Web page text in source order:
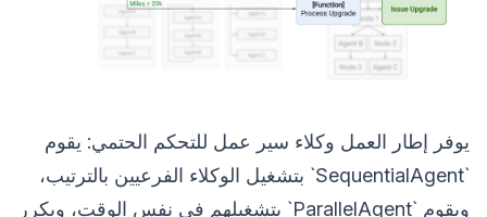
يوفر إطار العمل وكلاء سير عمل للتحكم الحتمي: يقوم
`SequentialAgent` بتشغيل الوكلاء الفرعيين بالترتيب،
ويقوم `ParallelAgent` بتشغيلهم في نفس الوقت، ويكرر